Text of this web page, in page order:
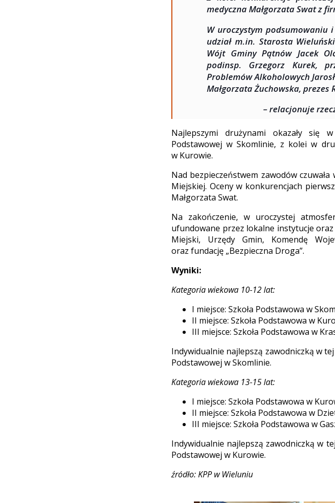
medyczna Małgorzata Swat z
W uroczystym
udział m.in. Starosta
Wójt Gminy Pątnów Jacek
podinsp. Grzegorz Kurek,
Problemów Alkoholowych
Małgorzata Żuchowska,
– relacjonuje
Najlepszymi drużynami okazały się
Podstawowej w Skomlinie, z kolei w
w Kurowie.
Nad bezpieczeństwem zawodów
Miejskiej. Oceny w konkurencjach
Małgorzata Swat.
Na zakończenie, w uroczystej
ufundowane przez lokalne instytucje
Miejski, Urzędy Gmin, Komendę
oraz fundację „Bezpieczna Droga”.
Wyniki:
Kategoria wiekowa 10-12 lat:
I miejsce: Szkoła Podstawowa w
II miejsce: Szkoła Podstawowa w
III miejsce: Szkoła Podstawowa w
Indywidualnie najlepszą zawodniczką w
Podstawowej w Skomlinie.
Kategoria wiekowa 13-15 lat:
I miejsce: Szkoła Podstawowa w
II miejsce: Szkoła Podstawowa w
III miejsce: Szkoła Podstawowa w
Indywidualnie najlepszą zawodniczką w
Podstawowej w Kurowie.
źródło: KPP w Wieluniu